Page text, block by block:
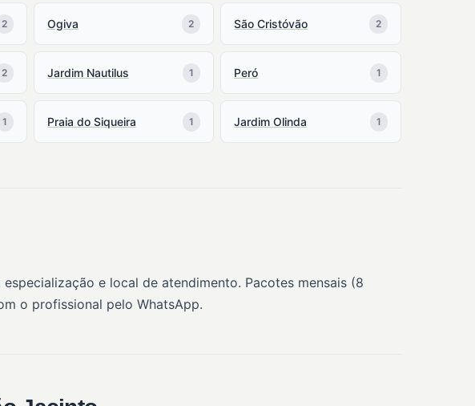
2 Ogiva 2 São Cristóvão 2
2 Jardim Nautilus 1 Peró 1
1 Praia do Siqueira 1 Jardim Olinda 1
e local de atendimento. Pacotes mensais (8
o profissional pelo WhatsApp.